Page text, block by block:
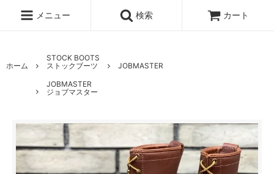
メニュー 検索 カート
ホーム
STOCK BOOTS
ストックブーツ
JOBMASTER
JOBMASTER
ジョブマスター